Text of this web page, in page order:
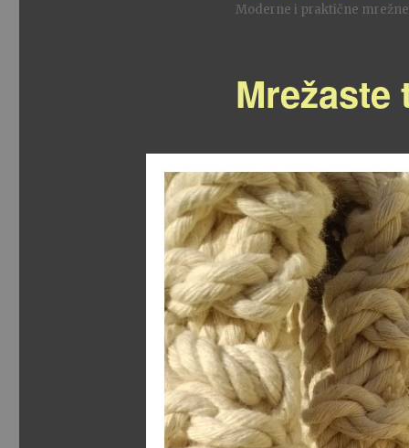
Moderne i praktične
Mrežaste